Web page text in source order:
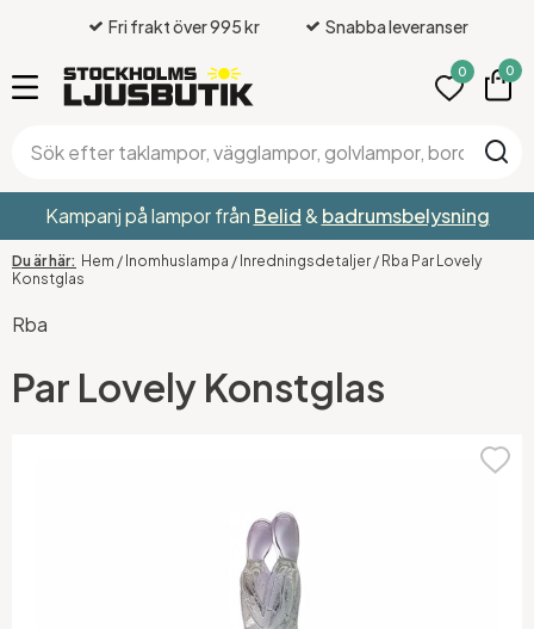
Fri frakt över 995 kr Snabba leveranser
0 0
Kampanj på lampor från Belid& badrumsbelysning
Hem / Inomhuslampa / Inredningsdetaljer / Rba Par Lovely
Konstglas
Rba
Par Lovely Konstglas